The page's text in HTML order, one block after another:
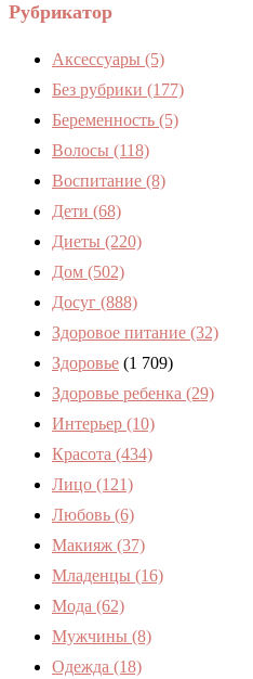
Рубрикатор
Аксессуары (5)
Без рубрики (177)
Беременность (5)
Волосы (118)
Воспитание (8)
Дети (68)
Диеты (220)
Дом (502)
Досуг (888)
Здоровое питание (32)
Здоровье (1 709)
Здоровье ребенка (29)
Интерьер (10)
Красота (434)
Лицо (121)
Любовь (6)
Макияж (37)
Младенцы (16)
Мода (62)
Мужчины (8)
Одежда (18)